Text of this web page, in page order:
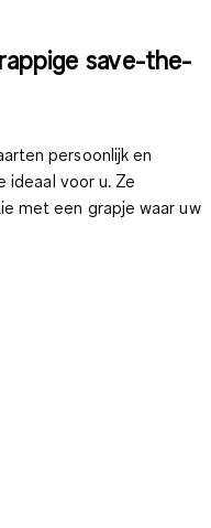
save-the-
persoonlijk en
ideaal voor u. Ze
met een grapje waar uw